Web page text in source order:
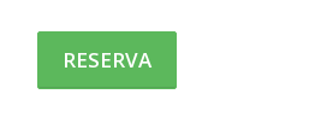
RESERVA